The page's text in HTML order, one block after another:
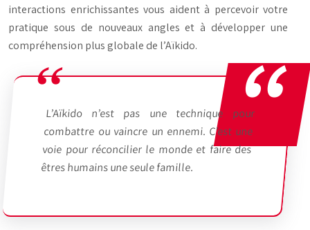
interactions enrichissantes vous aident à percevoir votre
pratique sous de nouveaux angles et à développer une
compréhension plus globale de l’Aïkido.
L’Aïkido n’est pas une technique pour
combattre ou vaincre un ennemi. C’est une
voie pour réconcilier le monde et faire des
êtres humains une seule famille.